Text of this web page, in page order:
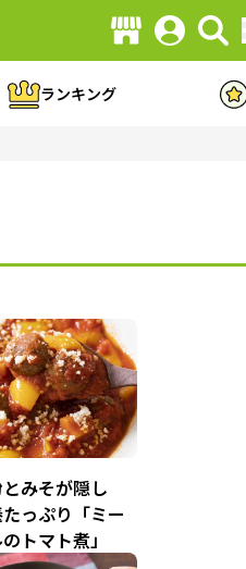
ランキング
みそが隠し
っぷり「ミー
トマト煮」